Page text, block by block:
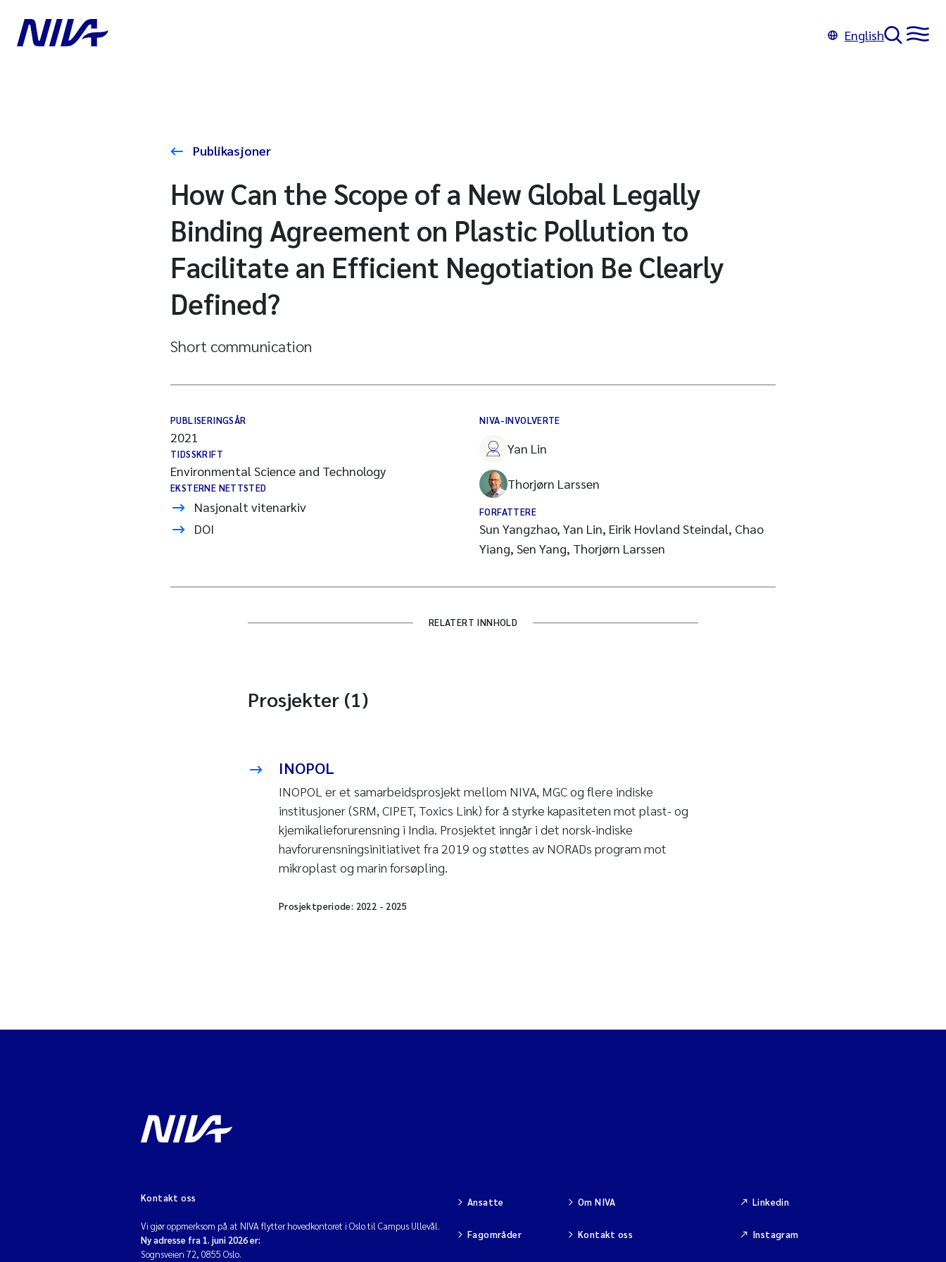
English
Publikasjoner
How Can the Scope of a New Global Legally
Binding Agreement on Plastic Pollution to
Facilitate an Efficient Negotiation Be Clearly
Defined?
Short communication
PUBLISERINGSÅR
2021
TIDSSKRIFT
Environmental Science and Technology
EKSTERNE NETTSTED
Nasjonalt vitenarkiv
DOI
NIVA-INVOLVERTE
Yan Lin
Thorjørn Larssen
FORFATTERE
Sun Yangzhao, Yan Lin, Eirik Hovland Steindal, Chao
Yiang, Sen Yang, Thorjørn Larssen
RELATERT INNHOLD
Prosjekter (1)
INOPOL
INOPOL er et samarbeidsprosjekt mellom NIVA, MGC og flere indiske
institusjoner (SRM, CIPET, Toxics Link) for å styrke kapasiteten mot plast- og
kjemikalieforurensning i India. Prosjektet inngår i det norsk-indiske
havforurensningsinitiativet fra 2019 og støttes av NORADs program mot
mikroplast og marin forsøpling.
Prosjektperiode: 2022 - 2025
Kontakt oss
Vi gjør oppmerksom på at NIVA flytter hovedkontoret i Oslo til Campus Ullevål.
Ny adresse fra 1. juni 2026 er:
Sognsveien 72, 0855 Oslo.
Ansatte
Fagområder
Om NIVA
Kontakt oss
Linkedin
Instagram